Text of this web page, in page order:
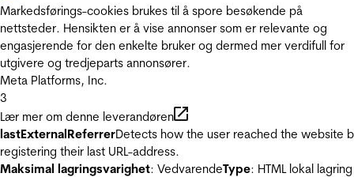
Markedsførings-cookies brukes til å spore besøkende på
nettsteder. Hensikten er å vise annonser som er relevante og
engasjerende for den enkelte bruker og dermed mer verdifull for
utgivere og tredjeparts annonsører.
Meta Platforms, Inc.
3
Lær mer om denne leverandøren
lastExternalReferrerDetects how the user reached the website
registering their last URL-address.
Maksimal lagringsvarighet: VedvarendeType: HTML lokal lagring